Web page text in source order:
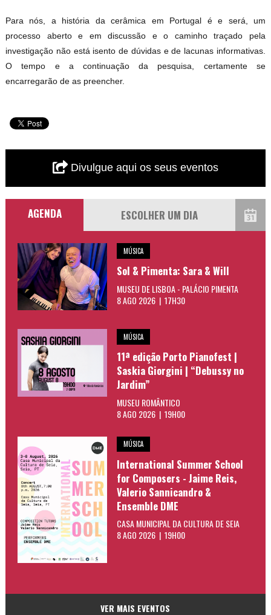
Para nós, a história da cerâmica em Portugal é e será, um
processo aberto e em discussão e o caminho traçado pela
investigação não está isento de dúvidas e de lacunas informativas.
O tempo e a continuação da pesquisa, certamente se
encarregarão de as preencher.
Divulgue aqui os seus eventos
AGENDA
MÚSICA
Sol & Pimenta: Sara & Will
MUSEU DE LISBOA - PALÁCIO PIMENTA
8 AGO 2026 | 17H30
MÚSICA
11ª edição Porto Pianofest |
Saskia Giorgini | “Debussy no
Jardim”
MUSEU ROMÂNTICO
8 AGO 2026 | 19H00
MÚSICA
International Summer School
for Composers - Jaime Reis,
Valerio Sannicandro &
Ensemble DME
CASA MUNICIPAL DA CULTURA DE SEIA
8 AGO 2026 | 19H00
VER MAIS EVENTOS